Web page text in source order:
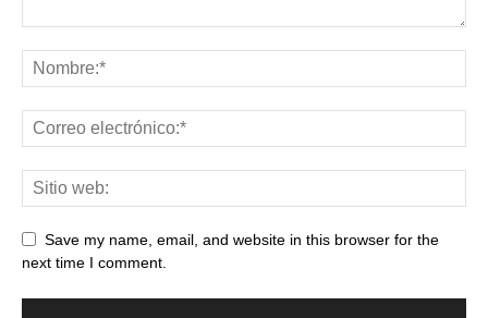
Save my name, email, and website in this browser for the
next time I comment.